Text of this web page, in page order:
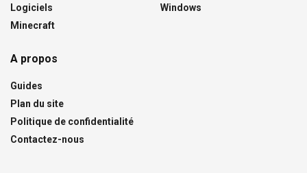
Logiciels
Minecraft
Windows
A propos
Guides
Plan du site
Politique de confidentialité
Contactez-nous